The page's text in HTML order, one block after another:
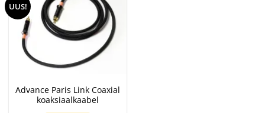
UUS!
Advance Paris Link Coaxial
koaksiaalkaabel